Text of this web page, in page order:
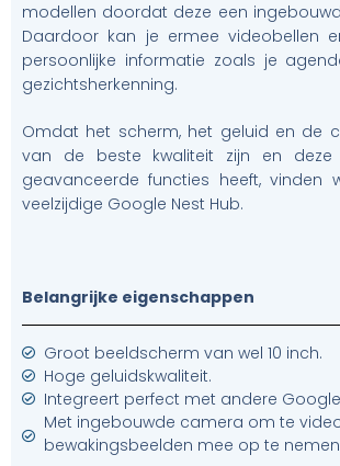
modellen doordat deze een
Daardoor kan je ermee videobellen
persoonlijke informatie zoals je
gezichtsherkenning.
Omdat het scherm, het geluid en de
van de beste kwaliteit zijn en
geavanceerde functies heeft, vinden
veelzijdige Google Nest Hub.
Belangrijke eigenschappen
Groot beeldscherm van wel 10 inch.
Hoge geluidskwaliteit.
Integreert perfect met andere
Met ingebouwde camera om te
bewakingsbeelden mee op te